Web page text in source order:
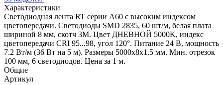
Характеристики
Светодиодная лента RT серии A60 с высоким индексом
цветопередачи. Светодиоды SMD 2835, 60 шт/м, белая плата
шириной 8 мм, скотч 3М. Цвет ДНЕВНОЙ 5000K, индекс
цветопередачи CRI 95...98, угол 120°. Питание 24 В, мощность
7.2 Вт/м (36 Вт на 5 м). Размеры 5000х8х1.5 мм. Мин. отрезок
100 мм, 6 светодиодов. Цена за 1 м.
Общие
Артикул